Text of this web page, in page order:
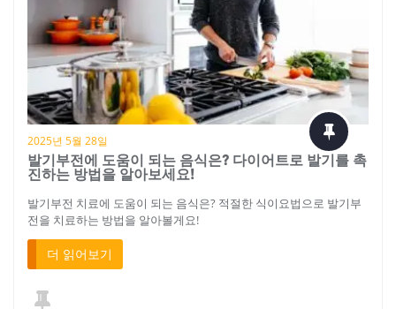
2025년 5월 28일
발기부전에 도움이 되는 음식은? 다이어트로 발기를 촉
진하는 방법을 알아보세요!
발기부전 치료에 도움이 되는 음식은? 적절한 식이요법으로 발기부
전을 치료하는 방법을 알아볼게요!
더 읽어보기